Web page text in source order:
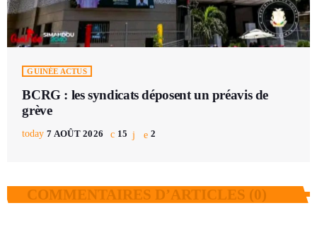
GUINÉE ACTUS
BCRG : les syndicats déposent un préavis de
grève
today 7 AOÛT 2026 15 2
COMMENTAIRES D’ARTICLES (0)